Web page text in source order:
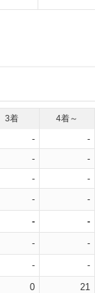
3着 4着～
- -
- -
- -
- -
- -
- -
- -
0 21